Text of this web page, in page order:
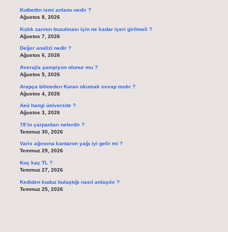
Kutbettin ismi anlamı nedir ?
Ağustos 8, 2026
Kızlık zarının bozulması için ne kadar içeri girilmeli ?
Ağustos 7, 2026
Değer analizi nedir ?
Ağustos 6, 2026
Averajla şampiyon olunur mu ?
Ağustos 5, 2026
Arapça bilmeden Kuran okumak sevap mıdır ?
Ağustos 4, 2026
Aeü hangi üniversite ?
Ağustos 3, 2026
78’in çarpanları nelerdir ?
Temmuz 30, 2026
Varis ağrısına kantaron yağı iyi gelir mi ?
Temmuz 29, 2026
Koç kaç TL ?
Temmuz 27, 2026
Kediden kuduz bulaştığı nasıl anlaşılır ?
Temmuz 25, 2026